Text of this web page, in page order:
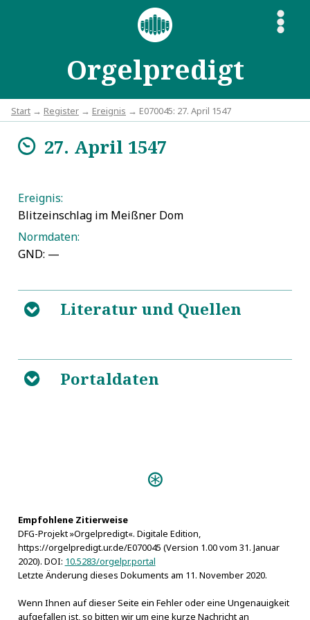
Orgelpredigt
S
Start → Register → Ereignis → E070045: 27. April 1547
m27. April 1547
Ereignis:
Blitzeinschlag im Meißner Dom
Normdaten:
GND: —
B Literatur und Quellen
Sünden der Welt. Aus Gottes heiligen Wort, zu der
Ruchlosen Bekehrung, 1
B Portaldaten
Einweihungs-Predigt (Görlitz
Musica instrumentalis (Meißen
1605)
Das Lieblich=klingende Orgeln
und Saiten=Spiel (Coburg 1676)
Empfohlene Zitierweise
DFG-Projekt »Orgelpredigt«. Digitale Edition,
https://orgelpredigt.ur.de/E070045 (Version 1.00 vom 31. Januar
2020). DOI: 10.5283/orgelpr.portal
Letzte Änderung dieses Dokuments am 11. November 2020.
Wenn Ihnen auf dieser Seite ein Fehler oder eine Ungenauigkeit
aufgefallen ist, so bitten wir um eine kurze Nachricht an